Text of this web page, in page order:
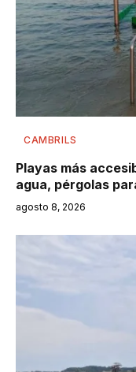
CAMBRILS
Playas más
agua, pérgolas
agosto 8, 2026